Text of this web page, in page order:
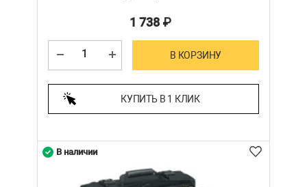
1 738₽
В КОРЗИНУ
КУПИТЬ В 1 КЛИК
В наличии